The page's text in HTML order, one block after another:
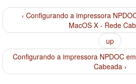
‹ Configurando a impressora
MacOS X - Rede
up
Configurando a impressora NPDOC
Cabeada ›